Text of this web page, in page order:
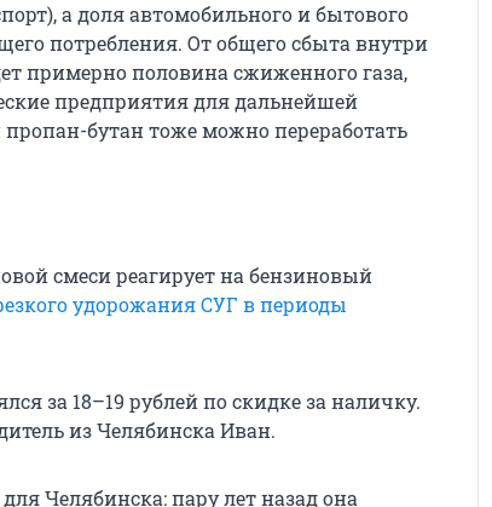
а доля автомобильного и бытового
потребления. От общего сбыта внутри
примерно половина сжиженного газа,
предприятия для дальнейшей
бутан тоже можно переработать
смеси реагирует на бензиновый
удорожания СУГ в периоды
за 18–19 рублей по скидке за наличку.
из Челябинска Иван.
Челябинска: пару лет назад она